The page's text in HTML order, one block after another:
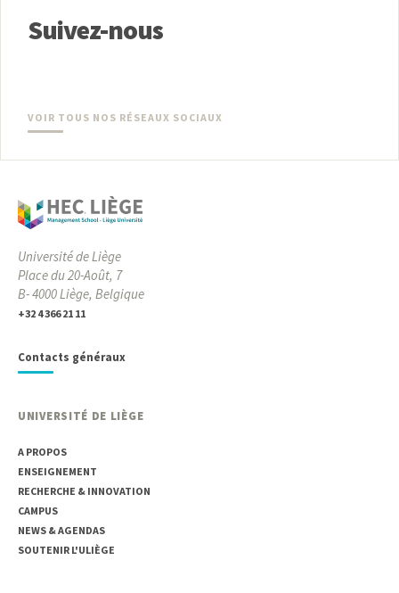
Suivez-nous
VOIR TOUS NOS RÉSEAUX SOCIAUX
Université de Liège
Place du 20-Août, 7
B- 4000 Liège, Belgique
+32 4 366 21 11
Contacts généraux
UNIVERSITÉ DE LIÈGE
A PROPOS
ENSEIGNEMENT
RECHERCHE & INNOVATION
CAMPUS
NEWS & AGENDAS
SOUTENIR L'ULIÈGE